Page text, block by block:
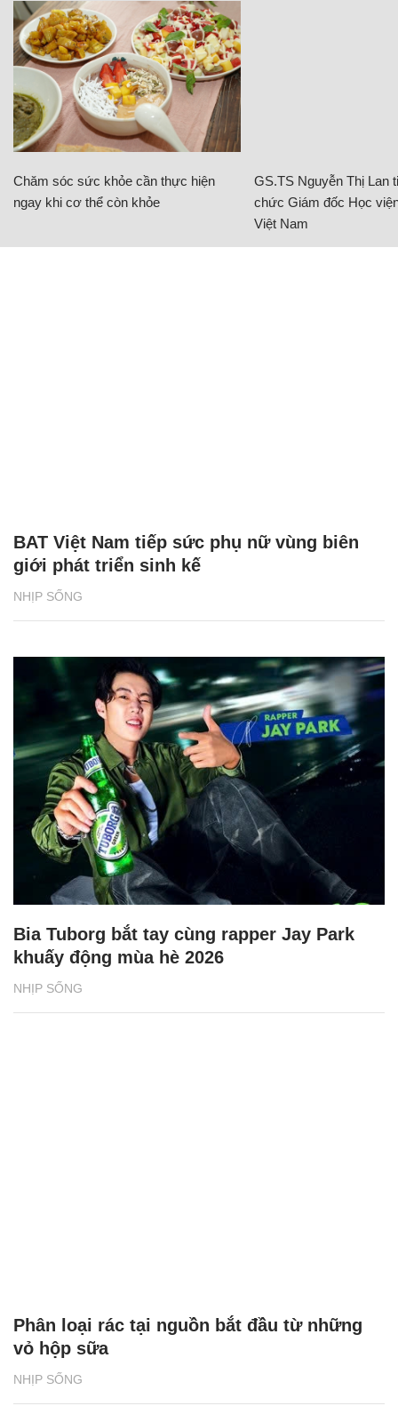
Chăm sóc sức khỏe cần thực hiện
ngay khi cơ thể còn khỏe
GS.TS Nguyễn Thị Lan
chức Giám đốc Học
Việt Nam
NHỊP SỐNG
BAT Việt Nam tiếp sức phụ nữ vùng biên
giới phát triển sinh kế
NHỊP SỐNG
Bia Tuborg bắt tay cùng rapper Jay Park
khuấy động mùa hè 2026
NHỊP SỐNG
Phân loại rác tại nguồn bắt đầu từ những
vỏ hộp sữa